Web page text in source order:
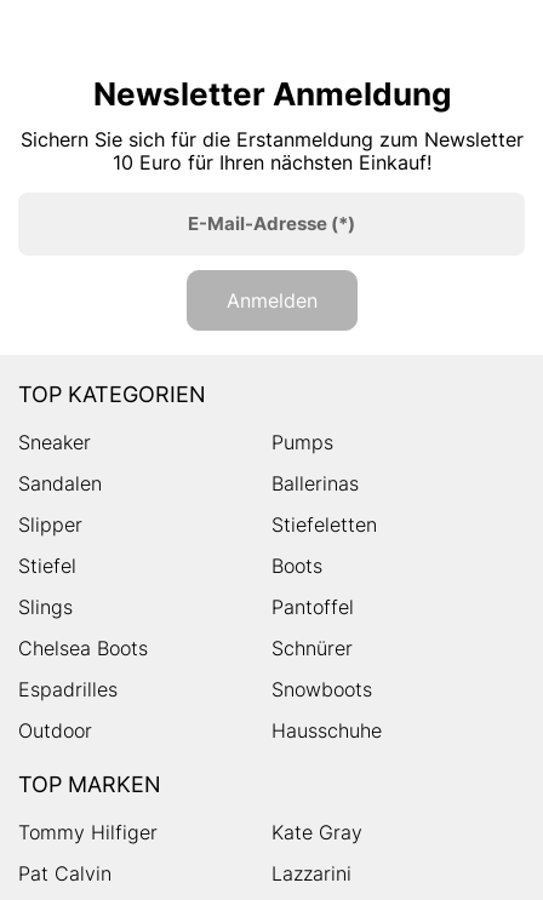
Newsletter Anmeldung
Sichern Sie sich für die Erstanmeldung zum Newsletter
10 Euro für Ihren nächsten Einkauf!
E-Mail-Adresse (*)
Anmelden
TOP KATEGORIEN
Sneaker
Pumps
Sandalen
Ballerinas
Slipper
Stiefeletten
Stiefel
Boots
Slings
Pantoffel
Chelsea Boots
Schnürer
Espadrilles
Snowboots
Outdoor
Hausschuhe
TOP MARKEN
Tommy Hilfiger
Kate Gray
Pat Calvin
Lazzarini